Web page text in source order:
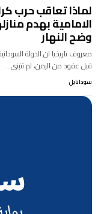
لماذا تعاقب حرب
الامامية بهدم
وضح النهار
معروف تاريخيا ان الدولة
قبل عقود من الزمن، لم تتبني…
سودانايل